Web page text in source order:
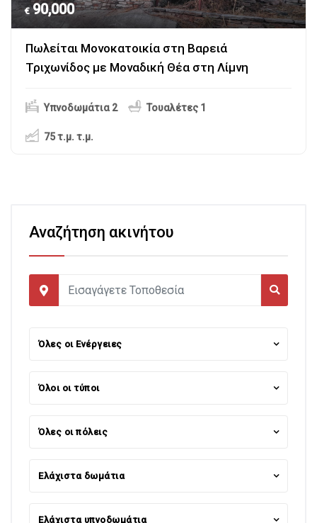
€ 90,000
Πωλείται Μονοκατοικία στη Βαρειά
Τριχωνίδος με Μοναδική Θέα στη Λίμνη
Υπνοδωμάτια 2 Τουαλέτες 1
75 τ.μ. τ.μ.
Αναζήτηση ακινήτου
Όλες οι Ενέργειες
Όλοι οι τύποι
Όλες οι πόλεις
Ελάχιστα δωμάτια
Ελάχιστα υπνοδωμάτια